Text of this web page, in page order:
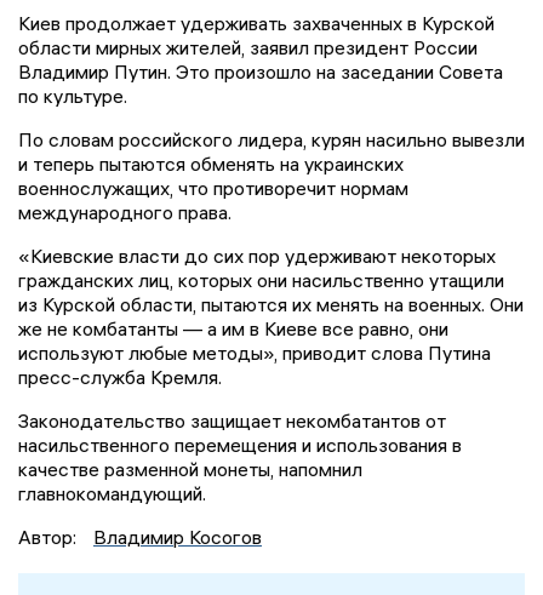
Киев продолжает удерживать захваченных в Курской
области мирных жителей, заявил президент России
Владимир Путин. Это произошло на заседании Совета
по культуре.
По словам российского лидера, курян насильно вывезли
и теперь пытаются обменять на украинских
военнослужащих, что противоречит нормам
международного права.
«Киевские власти до сих пор удерживают некоторых
гражданских лиц, которых они насильственно утащили
из Курской области, пытаются их менять на военных. Они
же не комбатанты — а им в Киеве все равно, они
используют любые методы», приводит слова Путина
пресс-служба Кремля.
Законодательство защищает некомбатантов от
насильственного перемещения и использования в
качестве разменной монеты, напомнил
главнокомандующий.
Автор:
Владимир Косогов